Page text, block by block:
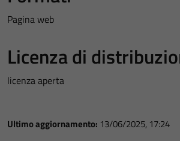
Pagina web
Licenza di
licenza aperta
Ultimo aggiornamento: 13/06/2025, 17:24